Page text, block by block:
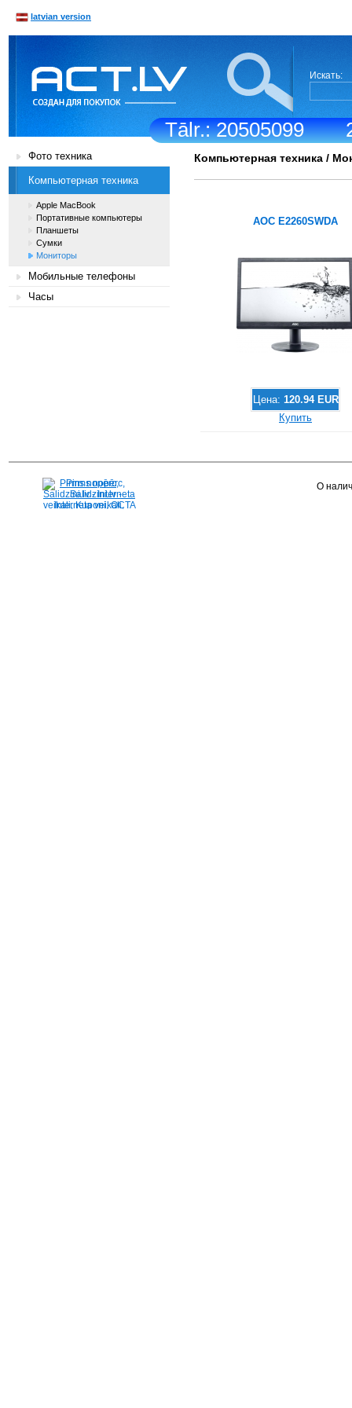
Tālr.: 20505099
latvian version
Искать:
Фото техника
Компьютерная техника
Apple MacBook
Портативные компьютеры
Планшеты
Сумки
Мониторы
Мобильные телефоны
Часы
Компьютерная техника /
AOC E2260SWDA
Цена: 120.94 EUR
Купить
Pirms nopērc,
Salidzini.lv - Interneta
veikali, Kuponi, OCTA
О